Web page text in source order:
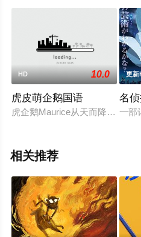
豆瓣电影、电视猫或剧情网等
HD 10.0
虎皮萌企鹅国语
虎企鹅Maurice从天而降到丛林
更新
名侦
一部
相关推荐